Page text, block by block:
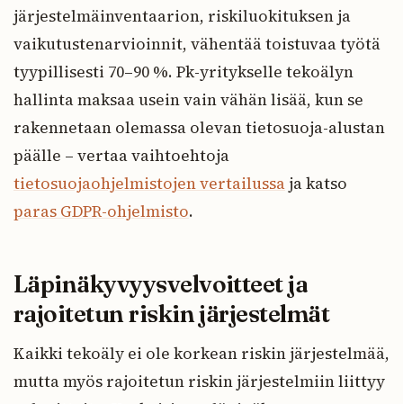
järjestelmäinventaarion, riskiluokituksen ja
vaikutustenarvioinnit, vähentää toistuvaa työtä
tyypillisesti 70–90 %. Pk-yritykselle tekoälyn
hallinta maksaa usein vain vähän lisää, kun se
rakennetaan olemassa olevan tietosuoja-alustan
päälle – vertaa vaihtoehtoja
tietosuojaohjelmistojen vertailussa ja katso
paras GDPR-ohjelmisto.
Läpinäkyvyysvelvoitteet ja
rajoitetun riskin järjestelmät
Kaikki tekoäly ei ole korkean riskin järjestelmää,
mutta myös rajoitetun riskin järjestelmiin liittyy